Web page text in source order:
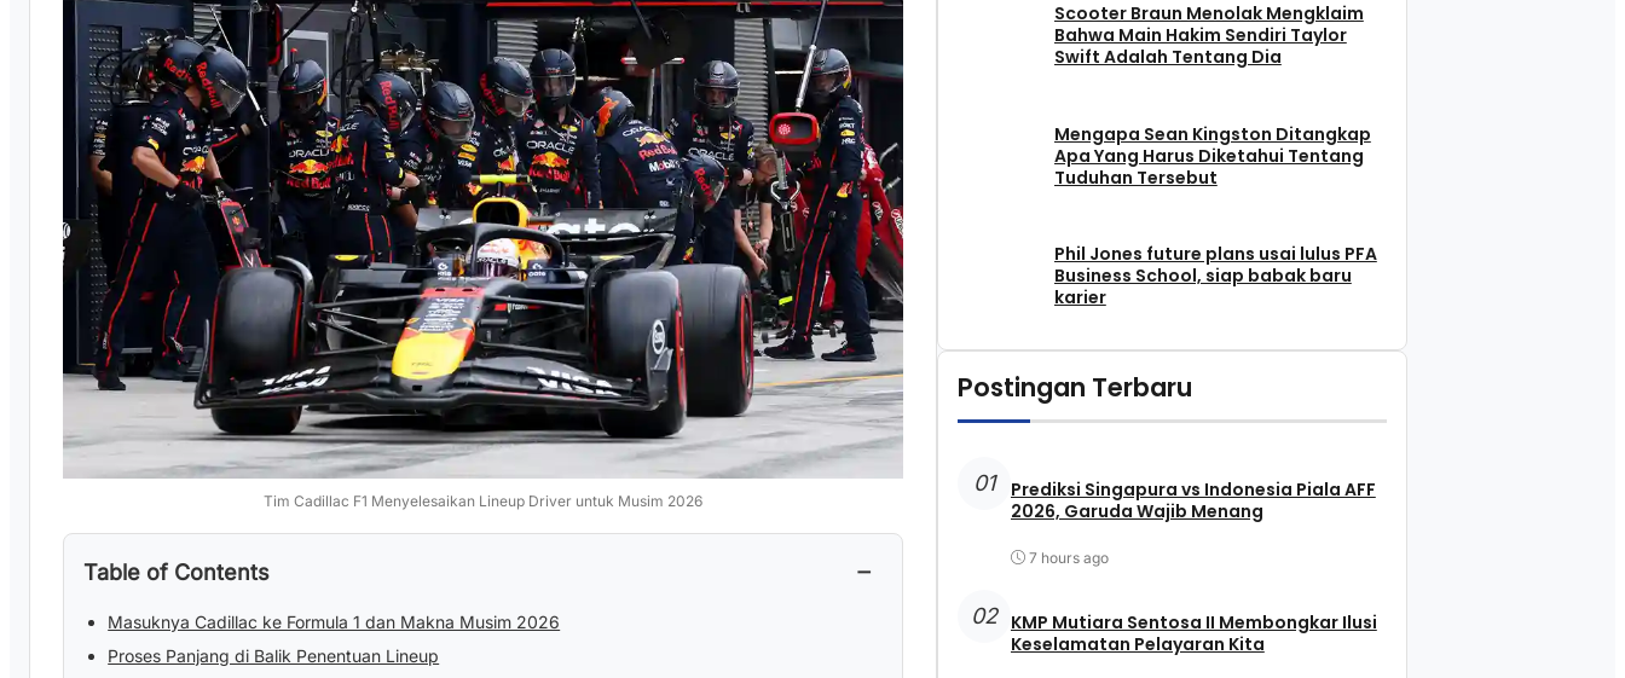
Tim Cadillac F1 Menyelesaikan Lineup Driver untuk Musim 2026
Table of Contents −
Masuknya Cadillac ke Formula 1 dan Makna Musim 2026
Proses Panjang di Balik Penentuan Lineup
Scooter Braun Menolak Mengklaim
Bahwa Main Hakim Sendiri Taylor
Swift Adalah Tentang Dia
Mengapa Sean Kingston Ditangkap
Apa Yang Harus Diketahui Tentang
Tuduhan Tersebut
Phil Jones future plans usai lulus PFA
Business School, siap babak baru
karier
Postingan Terbaru
01
Prediksi Singapura vs Indonesia Piala AFF
2026, Garuda Wajib Menang
7 hours ago
02
KMP Mutiara Sentosa II Membongkar Ilusi
Keselamatan Pelayaran Kita